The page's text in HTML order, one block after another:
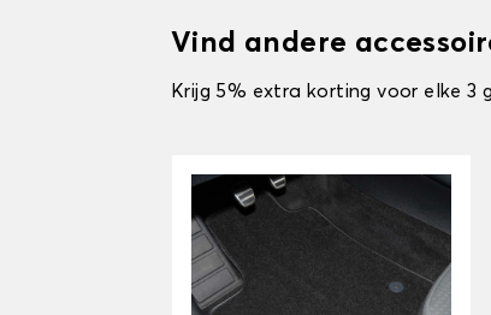
Vind andere
Krijg 5% extra korting voor elke 3